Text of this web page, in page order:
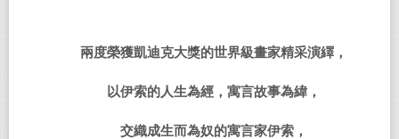
兩度榮獲凱迪克大獎的世界級畫家精采演繹，
以伊索的人生為經，寓言故事為緯，
交織成生而為奴的寓言家伊索，